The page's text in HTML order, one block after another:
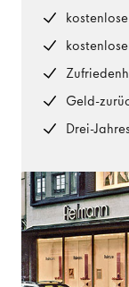
Geld-
Drei-